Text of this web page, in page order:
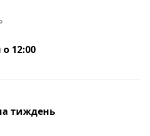
о 12:00
тиждень